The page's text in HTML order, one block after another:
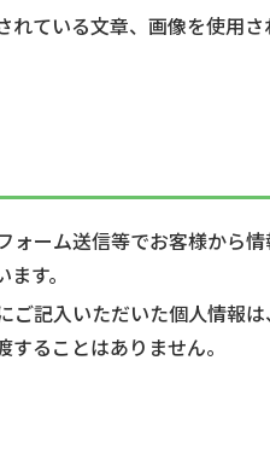
ている文章、画像を使用
ォーム送信等でお客様から
す。
ご記入いただいた個人情報
ることはありません。